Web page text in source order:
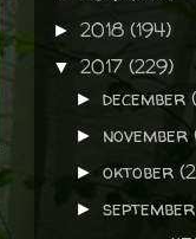
► 2018 (194)
▼ 2017 (229)
►december
► november
►oktober
►